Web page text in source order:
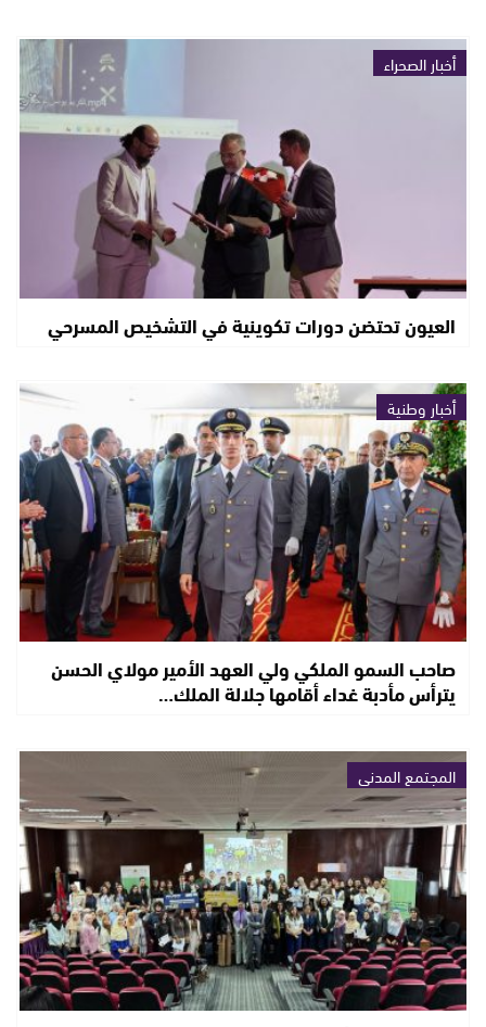
أخبار الصحراء
العيون تحتضن دورات تكوينية في التشخيص المسرحي
أخبار وطنية
صاحب السمو الملكي ولي العهد الأمير مولاي الحسن
يترأس مأدبة غداء أقامها جلالة الملك…
المجتمع المدني